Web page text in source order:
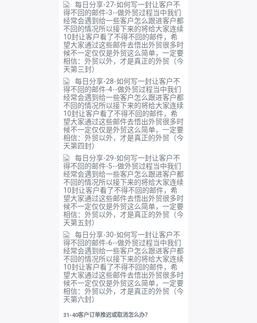
每日分享-27-如何写一封让客户不
得不回的邮件-3--做外贸过程当中我们
经常会遇到给一些客户怎么跟进客户都
不回的情况所以接下来的将给大家连续
10封让客户看了不得不回的邮件，希
望大家通过这些邮件去悟出外贸很多时
候不一定仅仅是外贸这么简单，一定要
相信：外贸以外，才是真正的外贸（今
天第三封）
每日分享-28-如何写一封让客户不
得不回的邮件-4--做外贸过程当中我们
经常会遇到给一些客户怎么跟进客户都
不回的情况所以接下来的将给大家连续
10封让客户看了不得不回的邮件，希
望大家通过这些邮件去悟出外贸很多时
候不一定仅仅是外贸这么简单，一定要
相信：外贸以外，才是真正的外贸（今
天第四封）
每日分享-29-如何写一封让客户不
得不回的邮件-5--做外贸过程当中我们
经常会遇到给一些客户怎么跟进客户都
不回的情况所以接下来的将给大家连续
10封让客户看了不得不回的邮件，希
望大家通过这些邮件去悟出外贸很多时
候不一定仅仅是外贸这么简单，一定要
相信：外贸以外，才是真正的外贸（今
天第五封）
每日分享-30-如何写一封让客户不
得不回的邮件-6--做外贸过程当中我们
经常会遇到给一些客户怎么跟进客户都
不回的情况所以接下来的将给大家连续
10封让客户看了不得不回的邮件，希
望大家通过这些邮件去悟出外贸很多时
候不一定仅仅是外贸这么简单，一定要
相信：外贸以外，才是真正的外贸（今
天第六封）
31-40客户订单推迟或取消怎么办？